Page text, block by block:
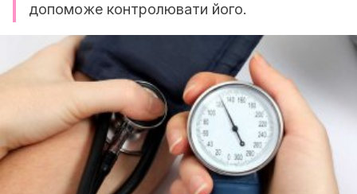
допоможе контролювати його.